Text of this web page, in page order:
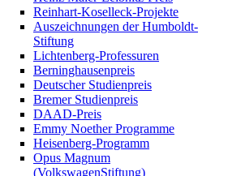
Reinhart-Koselleck-Projekte
Auszeichnungen der Humboldt-
Stiftung
Lichtenberg-Professuren
Berninghausenpreis
Deutscher Studienpreis
Bremer Studienpreis
DAAD-Preis
Emmy Noether Programme
Heisenberg-Programm
Opus Magnum
(VolkswagenStiftung)